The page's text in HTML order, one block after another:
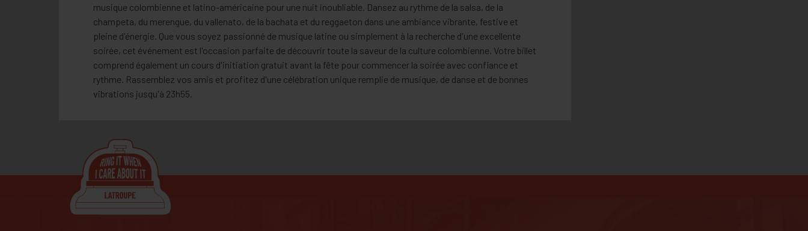
musique colombienne et latino-américaine pour une nuit inoubliable. Dansez au rythme de la salsa, de la
champeta, du merengue, du vallenato, de la bachata et du reggaeton dans une ambiance vibrante, festive et
pleine d'énergie. Que vous soyez passionné de musique latine ou simplement à la recherche d'une excellente
soirée, cet événement est l'occasion parfaite de découvrir toute la saveur de la culture colombienne. Votre billet
comprend également un cours d'initiation gratuit avant la fête pour commencer la soirée avec confiance et
rythme. Rassemblez vos amis et profitez d'une célébration unique remplie de musique, de danse et de bonnes
vibrations jusqu'à 23h55.